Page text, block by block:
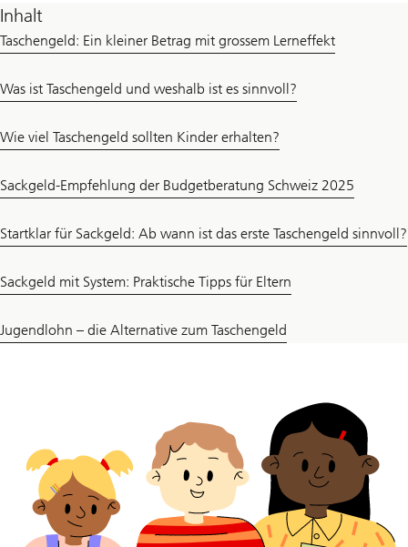
Inhalt
Taschengeld: Ein kleiner Betrag mit grossem Lerneffekt
Was ist Taschengeld und weshalb ist es sinnvoll?
Wie viel Taschengeld sollten Kinder erhalten?
Sackgeld-Empfehlung der Budgetberatung Schweiz 2025
Startklar für Sackgeld: Ab wann ist das erste Taschengeld sinnvoll?
Sackgeld mit System: Praktische Tipps für Eltern
Jugendlohn – die Alternative zum Taschengeld